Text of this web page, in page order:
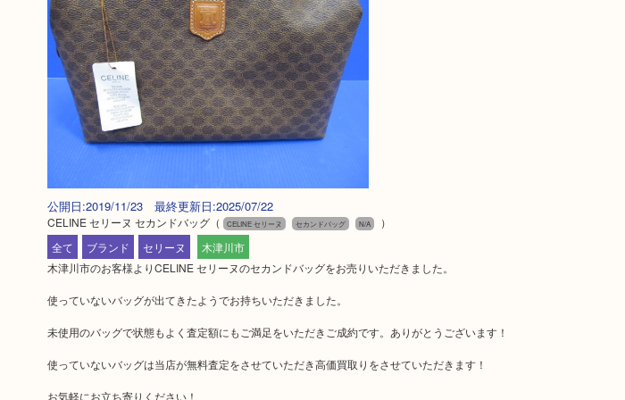
公開日:2019/11/23 最終更新日:2025/07/22
CELINE セリーヌ セカンドバッグ（ CELINE セリーヌ セカンドバッグ N/A
）
全て
ブランド セリーヌ
木津川市
木津川市のお客様よりCELINE セリーヌのセカンドバッグをお売りいただきました。
使っていないバッグが出てきたようでお持ちいただきました。
未使用のバッグで状態もよく査定額にもご満足をいただきご成約です。ありがとうございます！
使っていないバッグは当店が無料査定をさせていただき高価買取りをさせていただきます！
お気軽にお立ち寄りください！